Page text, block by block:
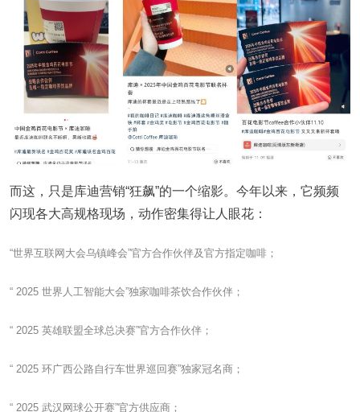
而这，只是库迪营销“狂飙”的一个缩影。今年以来，它频频
闪现各大高规格现场，动作密集得让人眼花：
“世界互联网大会乌镇峰会”官方合作伙伴及官方指定咖啡；
“ 2025 世界人工智能大会”独家咖啡茶饮合作伙伴；
“ 2025 英雄联盟全球总决赛”官方合作伙伴；
“ 2025 环广西公路自行车世界巡回赛”独家冠名商；
“ 2025 武汉网球公开赛”官方供应商；